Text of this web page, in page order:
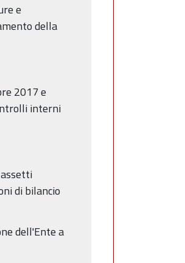
e
della
2017 e
interni
di bilancio
dell'Ente a